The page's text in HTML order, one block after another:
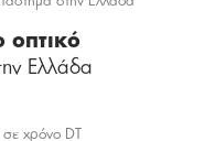
οπτικό
Ελλάδα